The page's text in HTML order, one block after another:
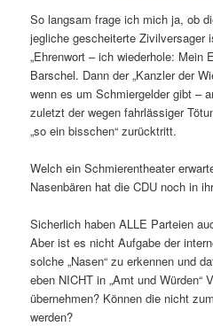
So langsam frage ich mich ja, ob
jegliche gescheiterte Zivilversager
„Ehrenwort – ich wiederhole: Mein
Barschel. Dann der „Kanzler der
wenn es um Schmiergelder gibt –
zuletzt der wegen fahrlässiger
„so ein bisschen“ zurücktritt.
Welch ein Schmierentheater
Nasenbären hat die CDU noch in
Sicherlich haben ALLE Parteien
Aber ist es nicht Aufgabe der
solche „Nasen“ zu erkennen und
eben NICHT in „Amt und Würden“
übernehmen? Können die nicht
werden?